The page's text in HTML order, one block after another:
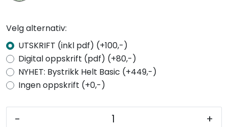
Velg alternativ:
UTSKRIFT (inkl pdf) (+100,-)
Digital oppskrift (pdf) (+80,-)
NYHET: Bystrikk Helt Basic (+449,-)
Ingen oppskrift (+0,-)
- +